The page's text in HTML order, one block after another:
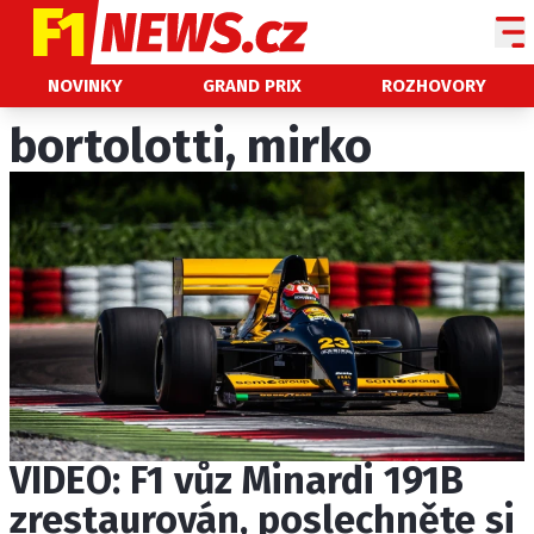
NOVINKY GRAND PRIX ROZHOVORY
NOVINKY
GRAND PRIX
PADDOCK LINE
TECHNIKA
HISTORIE GP
PROFILY JEZDCŮ
PROFILY TÝMŮ
ROZHOVORY
OSTATNÍ
SLEDUJTE NÁS NA|
bortolotti, mirko
VIDEO: F1 vůz Minardi 191B
zrestaurován, poslechněte si